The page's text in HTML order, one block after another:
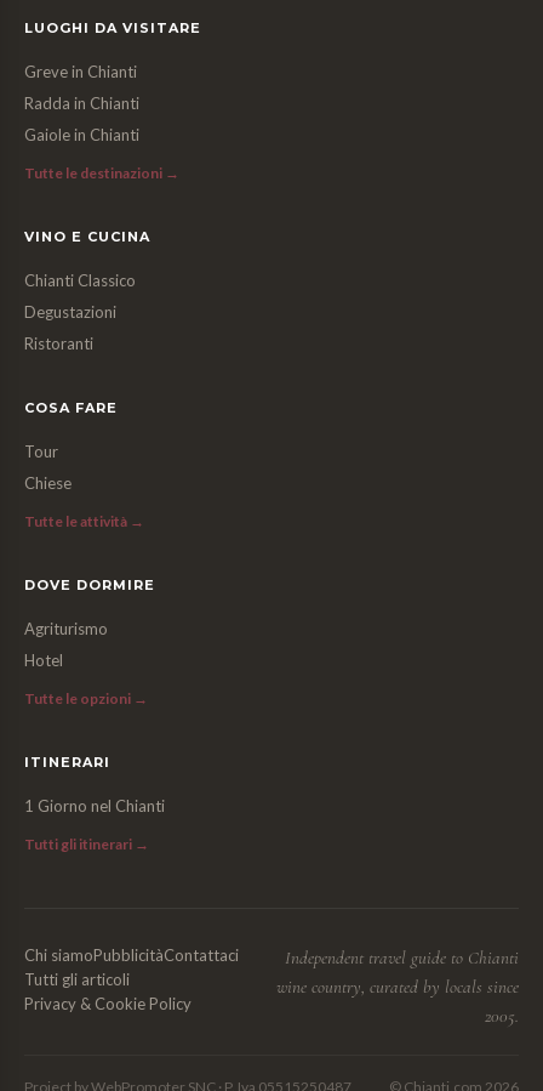
LUOGHI DA VISITARE
Greve in Chianti
Radda in Chianti
Gaiole in Chianti
Tutte le destinazioni →
VINO E CUCINA
Chianti Classico
Degustazioni
Ristoranti
COSA FARE
Tour
Chiese
Tutte le attività →
DOVE DORMIRE
Agriturismo
Hotel
Tutte le opzioni →
ITINERARI
1 Giorno nel Chianti
Tutti gli itinerari →
Chi siamoPubblicitàContattaci
Tutti gli articoli
Privacy & Cookie Policy
Independent travel guide to Chianti
wine country, curated by locals since
2005.
Project by WebPromoter SNC · P. Iva 05515250487 © Chianti.com 2026